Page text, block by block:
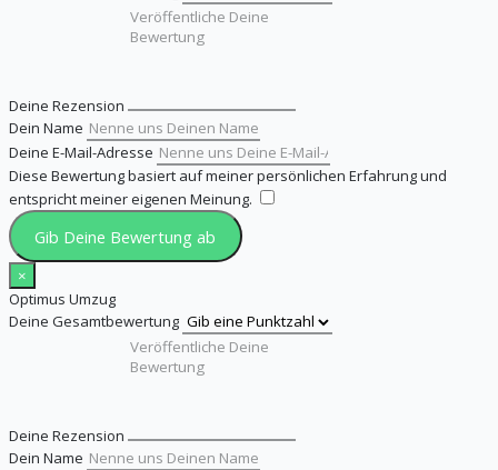
Deine Rezension
Dein Name
Deine E-Mail-Adresse
Diese Bewertung basiert auf meiner persönlichen Erfahrung und
entspricht meiner eigenen Meinung.
Gib Deine Bewertung ab
×
Optimus Umzug
Deine Gesamtbewertung
Deine Rezension
Dein Name